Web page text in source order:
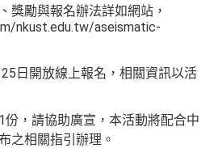
獎勵與報名辦法詳如網站，
nkust.edu.tw/aseismatic-
日開放線上報名，相關資訊以活
份，請協助廣宣，本活動將配合中
之相關指引辦理。